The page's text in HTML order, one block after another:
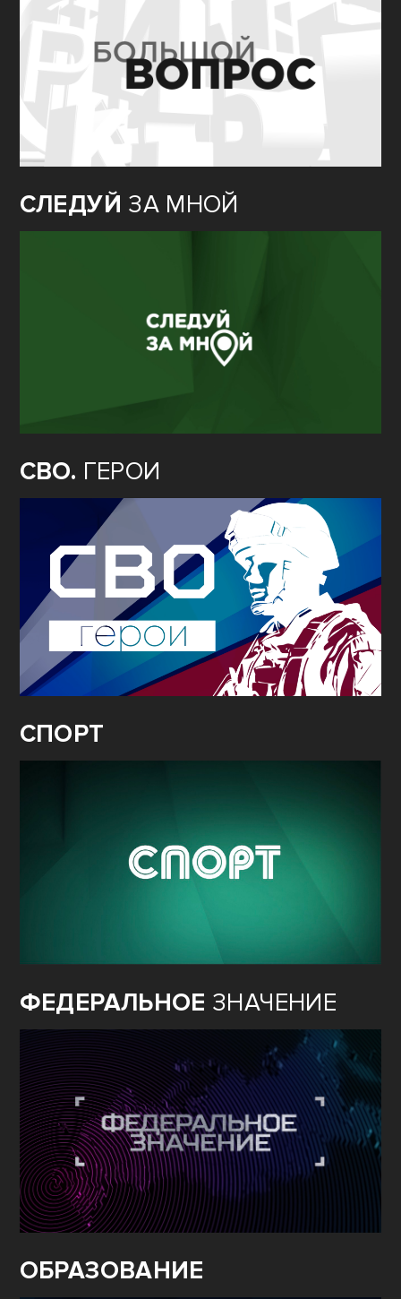
СЛЕДУЙ ЗА МНОЙ
СВО. ГЕРОИ
СПОРТ
ФЕДЕРАЛЬНОЕ ЗНАЧЕНИЕ
ОБРАЗОВАНИЕ